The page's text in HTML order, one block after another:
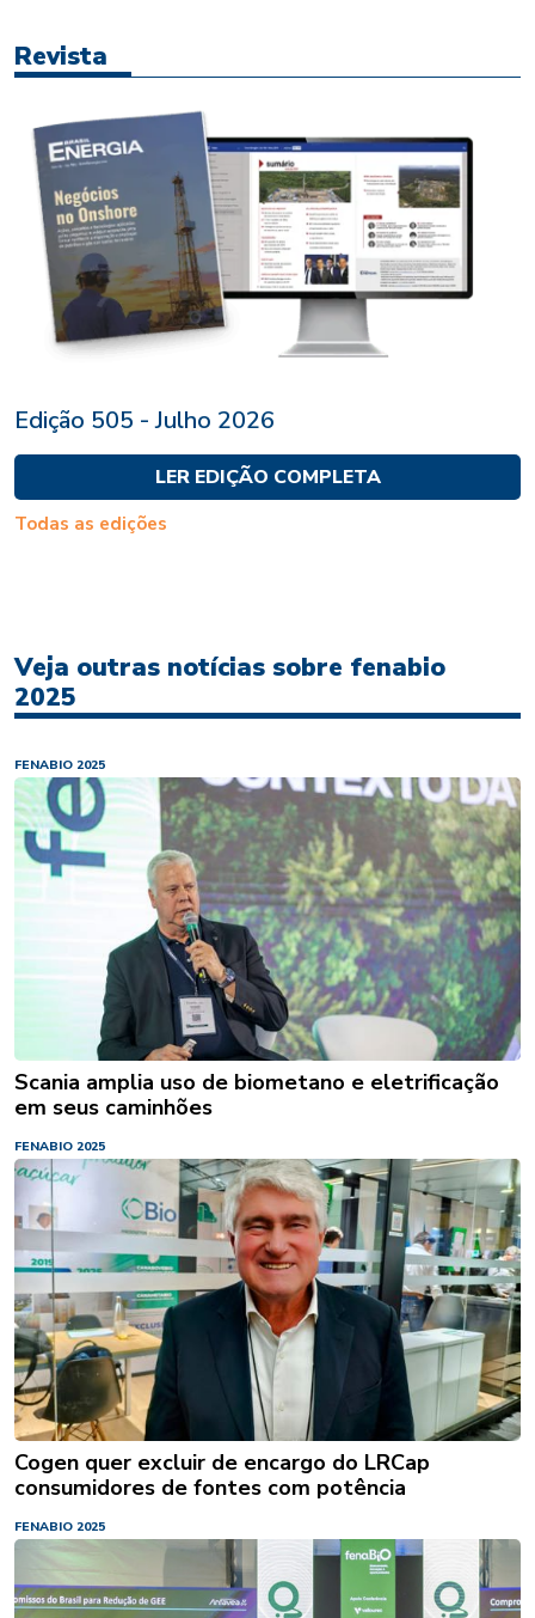
Revista
Edição 505 - Julho 2026
LER EDIÇÃO COMPLETA
Todas as edições
Veja outras notícias sobre fenabio
2025
FENABIO 2025
Scania amplia uso de biometano e eletrificação
em seus caminhões
FENABIO 2025
Cogen quer excluir de encargo do LRCap
consumidores de fontes com potência
FENABIO 2025